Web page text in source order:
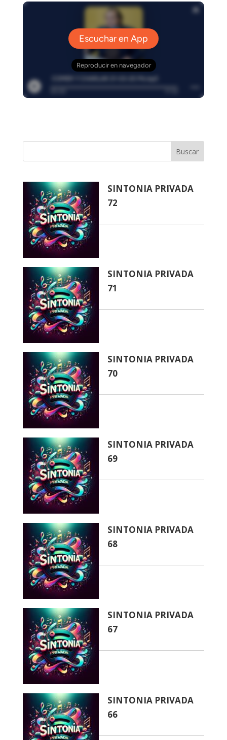
Buscar
SINTONIA PRIVADA
72
SINTONIA PRIVADA
71
SINTONIA PRIVADA
70
SINTONIA PRIVADA
69
SINTONIA PRIVADA
68
SINTONIA PRIVADA
67
SINTONIA PRIVADA
66